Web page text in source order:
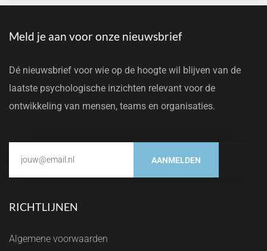
Meld je aan voor onze nieuwsbrief
Dé nieuwsbrief voor wie op de hoogte wil blijven van de
laatste psychologische inzichten relevant voor de
ontwikkeling van mensen, teams en organisaties.
AANMELDEN
RICHTLIJNEN
Algemene voorwaarden